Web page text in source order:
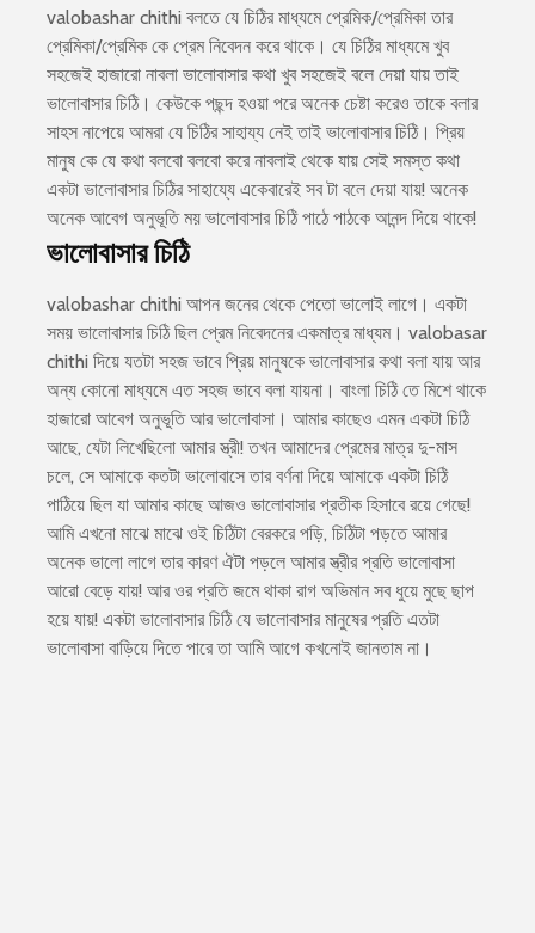
valobashar chithi বলতে যে চিঠির মাধ্যমে প্রেমিক/প্রেমিকা তার
প্রেমিকা/প্রেমিক কে প্রেম নিবেদন করে থাকে। যে চিঠির মাধ্যমে খুব
সহজেই হাজারো নাবলা ভালোবাসার কথা খুব সহজেই বলে দেয়া যায় তাই
ভালোবাসার চিঠি। কেউকে পছন্দ হওয়া পরে অনেক চেষ্টা করেও তাকে বলার
সাহস নাপেয়ে আমরা যে চিঠির সাহায্য নেই তাই ভালোবাসার চিঠি। প্রিয়
মানুষ কে যে কথা বলবো বলবো করে নাবলাই থেকে যায় সেই সমস্ত কথা
একটা ভালোবাসার চিঠির সাহায্যে একেবারেই সব টা বলে দেয়া যায়! অনেক
অনেক আবেগ অনুভূতি ময় ভালোবাসার চিঠি পাঠে পাঠকে আনন্দ দিয়ে থাকে!
ভালোবাসার চিঠি
valobashar chithi আপন জনের থেকে পেতো ভালোই লাগে। একটা
সময় ভালোবাসার চিঠি ছিল প্রেম নিবেদনের একমাত্র মাধ্যম। valobasar
chithi দিয়ে যতটা সহজ ভাবে প্রিয় মানুষকে ভালোবাসার কথা বলা যায় আর
অন্য কোনো মাধ্যমে এত সহজ ভাবে বলা যায়না। বাংলা চিঠি তে মিশে থাকে
হাজারো আবেগ অনুভূতি আর ভালোবাসা। আমার কাছেও এমন একটা চিঠি
আছে, যেটা লিখেছিলো আমার স্ত্রী! তখন আমাদের প্রেমের মাত্র দু-মাস
চলে, সে আমাকে কতটা ভালোবাসে তার বর্ণনা দিয়ে আমাকে একটা চিঠি
পাঠিয়ে ছিল যা আমার কাছে আজও ভালোবাসার প্রতীক হিসাবে রয়ে গেছে!
আমি এখনো মাঝে মাঝে ওই চিঠিটা বেরকরে পড়ি, চিঠিটা পড়তে আমার
অনেক ভালো লাগে তার কারণ ঐটা পড়লে আমার স্ত্রীর প্রতি ভালোবাসা
আরো বেড়ে যায়! আর ওর প্রতি জমে থাকা রাগ অভিমান সব ধুয়ে মুছে ছাপ
হয়ে যায়! একটা ভালোবাসার চিঠি যে ভালোবাসার মানুষের প্রতি এতটা
ভালোবাসা বাড়িয়ে দিতে পারে তা আমি আগে কখনোই জানতাম না।